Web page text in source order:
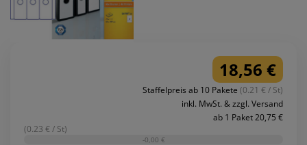
18,56 €
Staffelpreis ab 10 Pakete (0.21 € / St)
inkl. MwSt. & zzgl. Versand
ab 1 Paket 20,75 €
(0.23 € / St)
-0,00 €